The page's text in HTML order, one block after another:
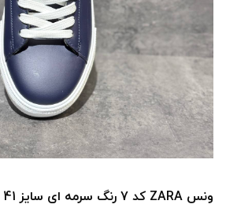
ونس ZARA کد 7 رنگ سرمه ای سایز 41